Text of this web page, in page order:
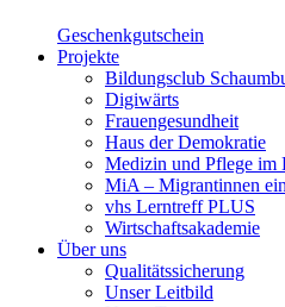
Geschenkgutschein
Projekte
Bildungsclub
Digiwärts
Frauengesundheit
Haus der Demokratie
Medizin und Pflege im
MiA – Migrantinnen
vhs Lerntreff PLUS
Wirtschaftsakademie
Über uns
Qualitätssicherung
Unser Leitbild